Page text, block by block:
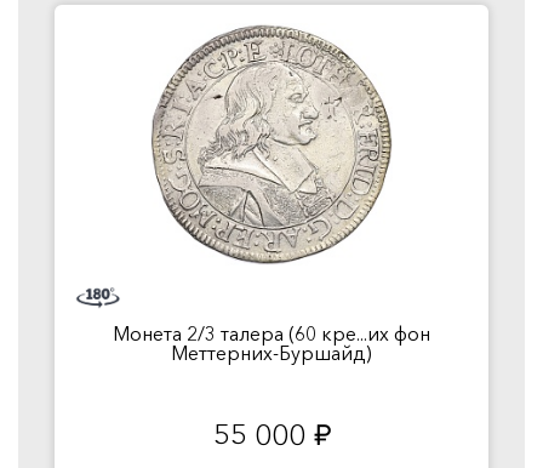
Монета 2/3 талера (60 кре...их фон
Меттерних-Буршайд)
55 000 руб.